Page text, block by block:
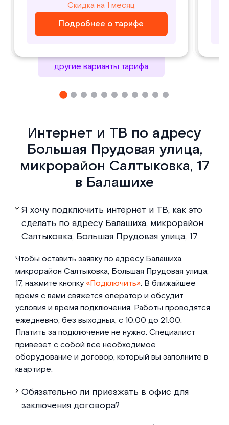
Скидка на 1 месяц
Подробнее о тарифе
Скидка на 1 месяц
Подробнее о тарифе
₽/ месяц
Подробнее о тарифе
₽/ месяц
Подробнее о тарифе
другие варианты тарифа
Интернет и ТВ по адресу
Большая Прудовая улица,
микрорайон Салтыковка, 17
в Балашихе
Я хочу подключить интернет и ТВ, как это
сделать по адресу Балашиха, микрорайон
Салтыковка, Большая Прудовая улица, 17
Чтобы оставить заявку по адресу Балашиха,
микрорайон Салтыковка, Большая Прудовая улица,
17, нажмите кнопку«Подключить». В ближайшее
время с вами свяжется оператор и обсудит
условия и время подключения. Работы проводятся
ежедневно, без выходных, с 10.00 до 21.00.
Платить за подключение не нужно. Специалист
привезет с собой все необходимое
оборудование и договор, который вы заполните в
квартире.
Обязательно ли приезжать в офис для
заключения договора?